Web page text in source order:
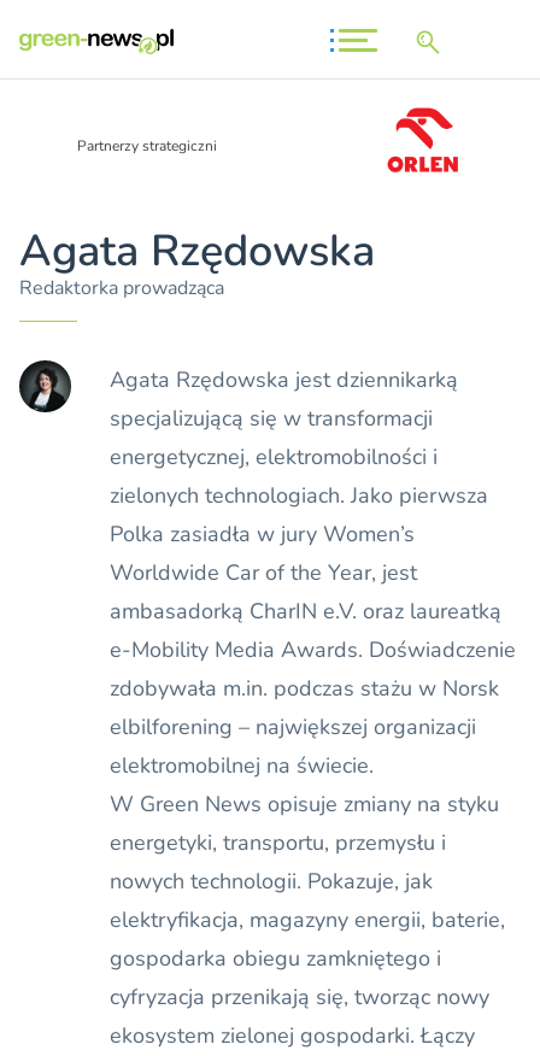
Partnerzy strategiczni
Agata Rzędowska
Redaktorka prowadząca
Agata Rzędowska jest dziennikarką
specjalizującą się w transformacji
energetycznej, elektromobilności i
zielonych technologiach. Jako pierwsza
Polka zasiadła w jury Women’s
Worldwide Car of the Year, jest
ambasadorką CharIN e.V. oraz laureatką
e-Mobility Media Awards. Doświadczenie
zdobywała m.in. podczas stażu w Norsk
elbilforening – największej organizacji
elektromobilnej na świecie.
W Green News opisuje zmiany na styku
energetyki, transportu, przemysłu i
nowych technologii. Pokazuje, jak
elektryfikacja, magazyny energii, baterie,
gospodarka obiegu zamkniętego i
cyfryzacja przenikają się, tworząc nowy
ekosystem zielonej gospodarki. Łączy